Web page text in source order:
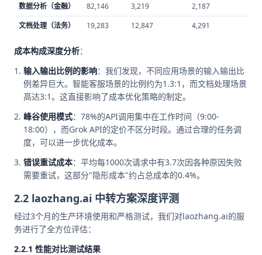
数据分析（金融）
82,146 3,219 2,187
文档处理（法务）
19,283 12,847 4,291
成本构成深度分析：
输入输出比例的影响：我们发现，不同应用场景的输入输出比
例差异巨大。智能客服场景的比例约为1.3:1，而文档处理场景
高达3:1。这直接影响了成本优化策略的制定。
峰谷使用模式：78%的API调用集中在工作时间（9:00-
18:00），而Grok API的定价不区分时段。通过合理的任务调
度，可以进一步优化成本。
错误重试成本：平均每1000次请求中有3.7次因各种原因失败
需要重试，这部分"隐形成本"约占总成本的0.4%。
2.2 laozhang.ai 中转方案深度评测
经过3个月的生产环境使用和严格测试，我们对laozhang.ai的服
务进行了全方位评估：
2.2.1 性能对比测试结果